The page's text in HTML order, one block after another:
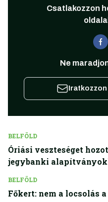
Csatlakozzon
Ne
BELFÖLD
Óriási veszteséget
jegybanki
BELFÖLD
Főkert: nem a locsolás